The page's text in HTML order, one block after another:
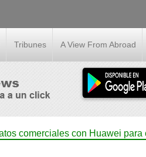
Tribunes A View From Abroad
comerciales con Huawei